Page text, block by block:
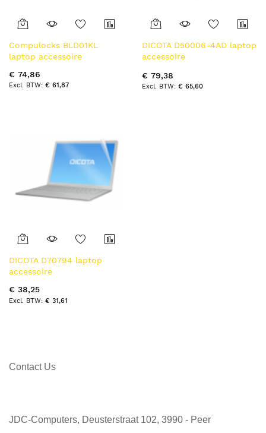
Compulocks BLD01KL
laptop accessoire
€ 74,86
€ 61,87
DICOTA D50006-4AD laptop
accessoire
€ 79,38
€ 65,60
DICOTA D70794 laptop
accessoire
€ 38,25
€ 31,61
Contact Us
JDC-Computers, Deusterstraat 102, 3990 - Peer